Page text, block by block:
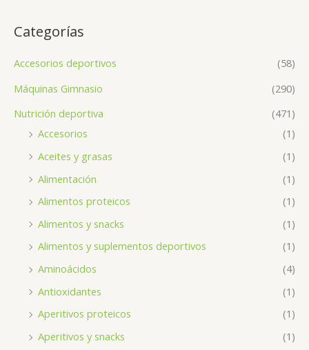
Categorías
Accesorios deportivos
(58)
Máquinas Gimnasio
(290)
Nutrición deportiva
(471)
Accesorios
(1)
Aceites y grasas
(1)
Alimentación
(1)
Alimentos proteicos
(1)
Alimentos y snacks
(1)
Alimentos y suplementos deportivos
(1)
Aminoácidos
(4)
Antioxidantes
(1)
Aperitivos proteicos
(1)
Aperitivos y snacks
(1)